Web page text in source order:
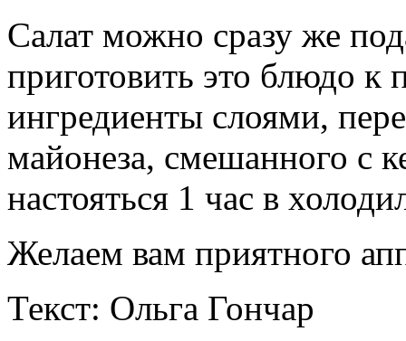
Салат можно сразу же
приготовить это блюдо к
ингредиенты слоями,
майонеза, смешанного с
настояться 1 час в
Желаем вам приятного
Текст: Ольга Гончар